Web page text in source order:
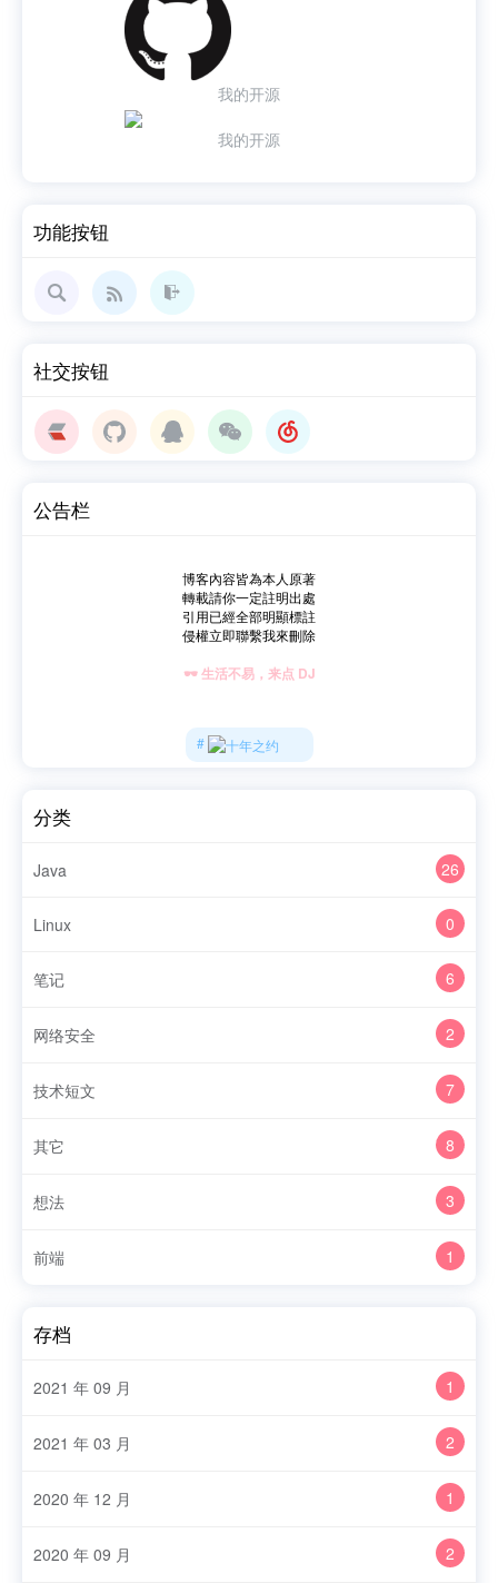
我的开源
我的开源
功能按钮
社交按钮
公告栏
博客內容皆為本人原著
轉載請你一定註明出處
引用已經全部明顯標註
侵權立即聯繫我來刪除
🕶 生活不易，来点 DJ
分类
Java 26
Linux 0
笔记 6
网络安全 2
技术短文 7
其它 8
想法 3
前端 1
存档
2021 年 09 月 1
2021 年 03 月 2
2020 年 12 月 1
2020 年 09 月 2